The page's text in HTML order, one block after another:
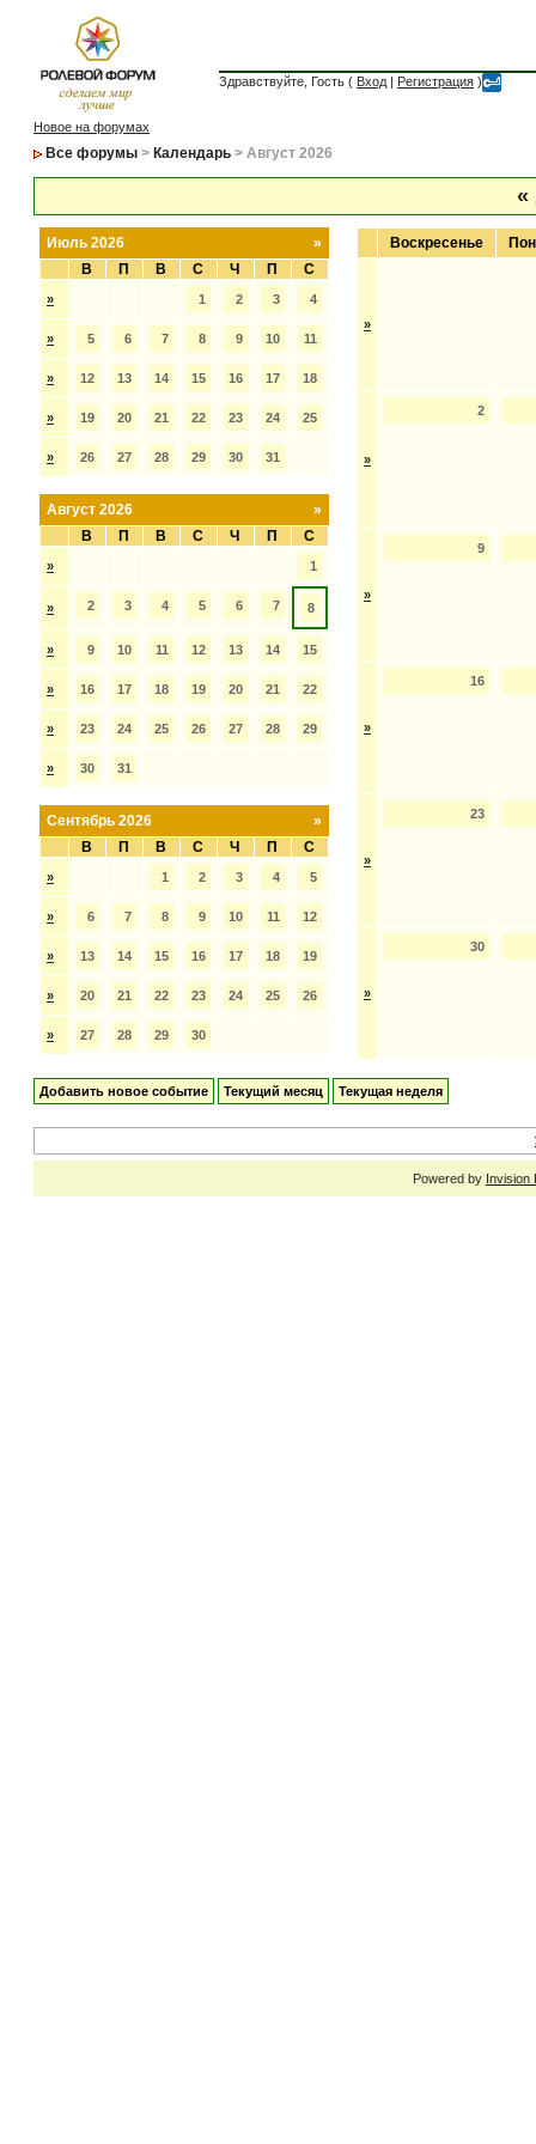
Здравствуйте, Гость ( Вход | Регистрация )
Новое на форумах
Все форумы > Календарь > Август 2026
«
»
Июль 2026
В
П В С Ч П С
» 1 2 3 4
» 5 6 7 8 9 10 11
» 12 13 14 15 16 17 18
» 19 20 21 22 23 24 25
» 26 27 28 29 30 31
»
Август 2026
В
П В С Ч П С
» 1
» 2 3 4 5 6 7 8
» 9 10 11 12 13 14 15
» 16 17 18 19 20 21 22
» 23 24 25 26 27 28 29
» 30 31
»
Сентябрь 2026
В
П В С Ч П С
» 1 2 3 4 5
» 6 7 8 9 10 11 12
» 13 14 15 16 17 18 19
» 20 21 22 23 24 25 26
» 27 28 29 30
Воскресенье
»
»
2
»
9
»
16
»
23
»
30
Добавить новое событие Текущий месяц Текущая неделя
Powered by Invision